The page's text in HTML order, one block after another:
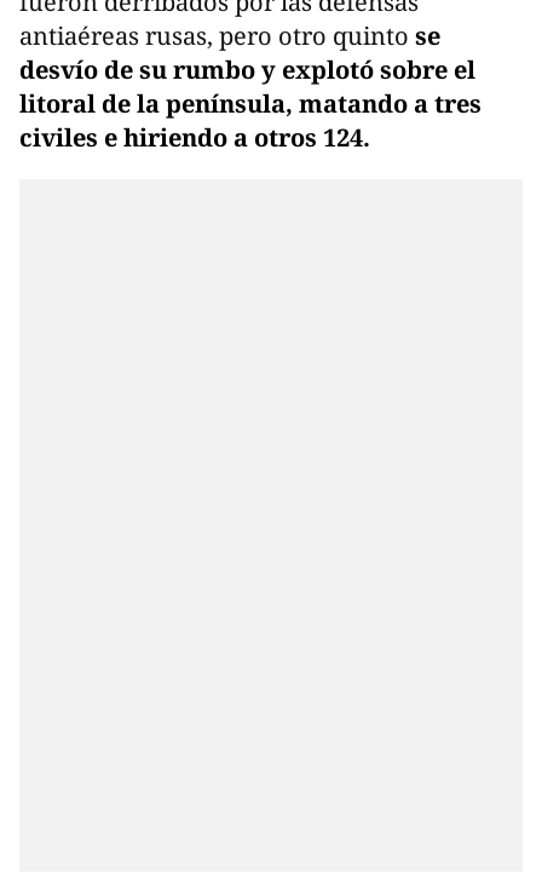
antiaéreas rusas, pero otro quinto se
desvío de su rumbo y explotó sobre el
litoral de la península, matando a tres
civiles e hiriendo a otros 124.